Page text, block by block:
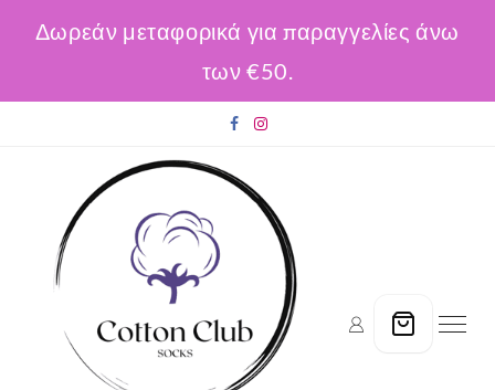
Δωρεάν μεταφορικά για παραγγελίες άνω
των €50.